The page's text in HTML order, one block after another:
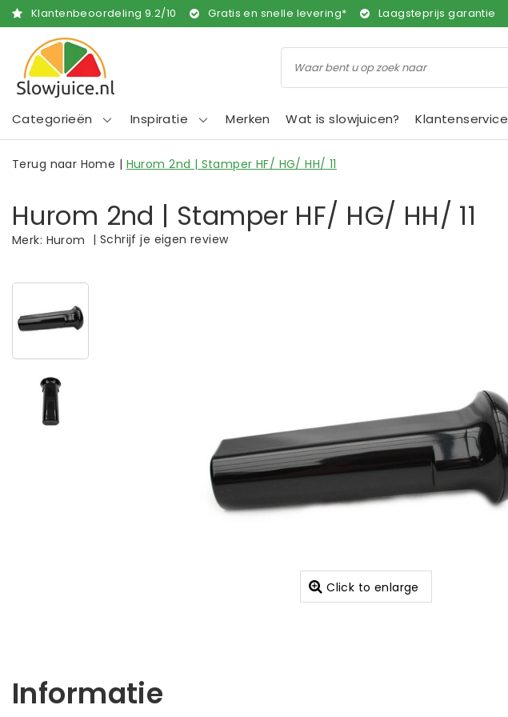
Klantenbeoordeling 9.2/10 Gratis en snelle levering* Laagsteprijs garantie
Categorieën Inspiratie Merken Wat is slowjuicen? Klantenservice
Terug naar Home | Hurom 2nd | Stamper HF/ HG/ HH/ 11
Hurom 2nd | Stamper HF/ HG/ HH/ 11
Merk: Hurom | Schrijf je eigen review
Click to enlarge
Informatie